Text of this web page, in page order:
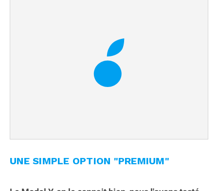
UNE SIMPLE OPTION "PREMIUM"